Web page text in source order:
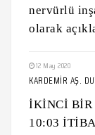
nervürlü
olarak
12 May 2020
KARDEMİR AŞ.
İKİNCİ BİR
10:03